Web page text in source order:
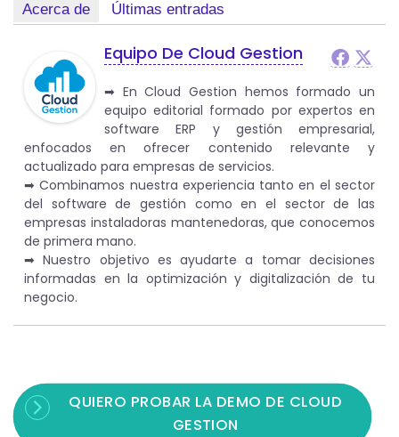
Acerca de Últimas entradas
Equipo De Cloud Gestion
➡︎ En Cloud Gestion hemos formado un
equipo editorial formado por expertos en
software ERP y gestión empresarial,
enfocados en ofrecer contenido relevante y
actualizado para empresas de servicios.
➡︎ Combinamos nuestra experiencia tanto en el sector
del software de gestión como en el sector de las
empresas instaladoras mantenedoras, que conocemos
de primera mano.
➡︎ Nuestro objetivo es ayudarte a tomar decisiones
informadas en la optimización y digitalización de tu
negocio.
QUIERO PROBAR LA DEMO DE CLOUD
GESTION